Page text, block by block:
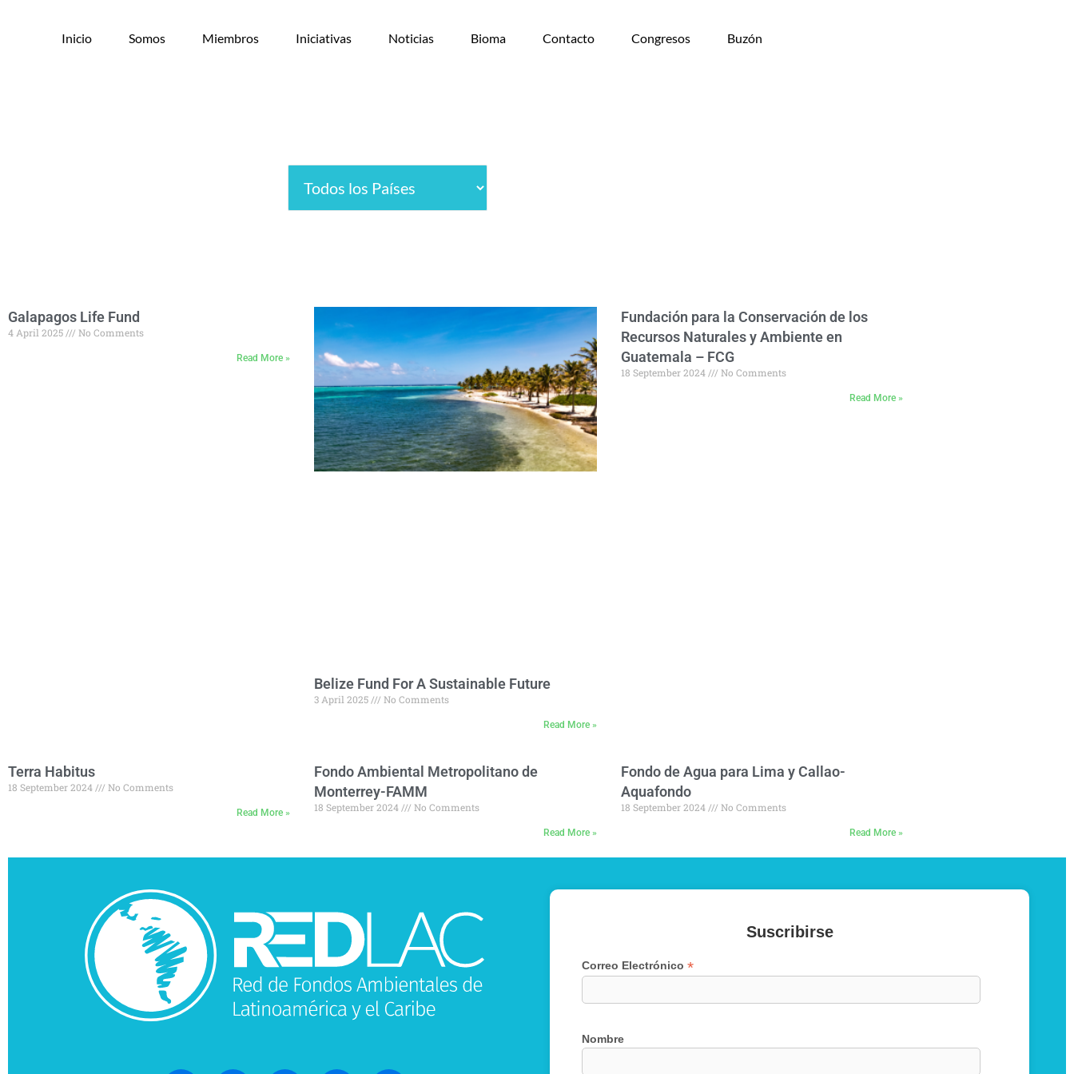
Inicio Somos Miembros Iniciativas Noticias Bioma Contacto Congresos Buzón
Galapagos Life Fund
4 April 2025 No Comments
Read More »
Belize Fund For A Sustainable Future
3 April 2025 No Comments
Read More »
Fundación para la Conservación de los
Recursos Naturales y Ambiente en
Guatemala – FCG
18 September 2024 No Comments
Read More »
Terra Habitus
18 September 2024 No Comments
Read More »
Fondo Ambiental Metropolitano de
Monterrey-FAMM
18 September 2024 No Comments
Read More »
Fondo de Agua para Lima y Callao-
Aquafondo
18 September 2024 No Comments
Read More »
Suscribirse
Correo Electrónico *
Nombre